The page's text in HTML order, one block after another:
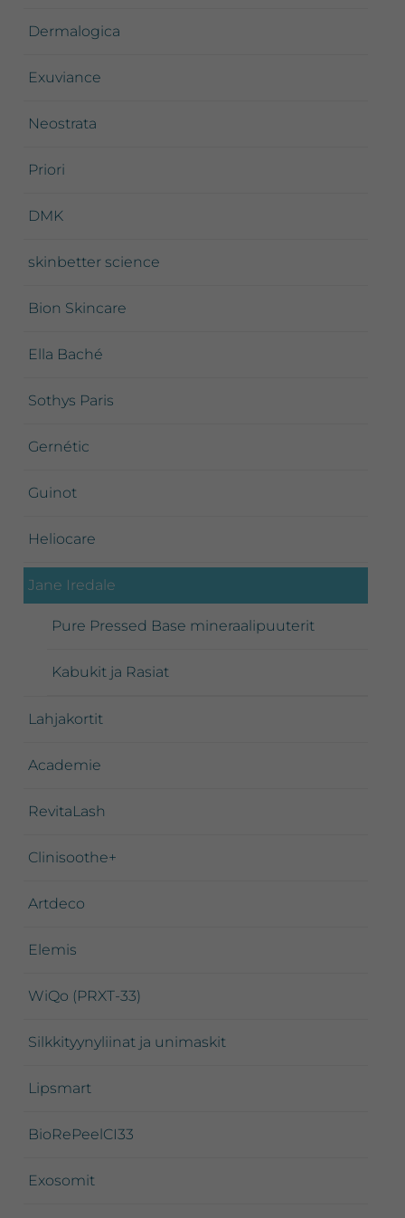
Dermalogica
Exuviance
Neostrata
Priori
DMK
skinbetter science
Bion Skincare
Ella Baché
Sothys Paris
Gernétic
Guinot
Heliocare
Jane Iredale
Pure Pressed Base mineraalipuuterit
Kabukit ja Rasiat
Lahjakortit
Academie
RevitaLash
Clinisoothe+
Artdeco
Elemis
WiQo (PRXT-33)
Silkkityynyliinat ja unimaskit
Lipsmart
BioRePeelCI33
Exosomit